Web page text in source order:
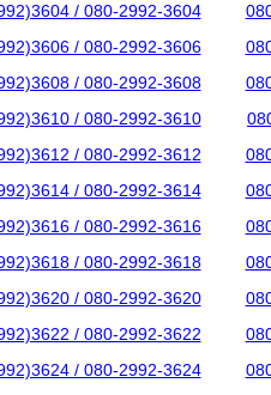
/ 080-2992-3604
/ 080-2992-3606
/ 080-2992-3608
/ 080-2992-3610
/ 080-2992-3612
/ 080-2992-3614
/ 080-2992-3616
/ 080-2992-3618
/ 080-2992-3620
/ 080-2992-3622
/ 080-2992-3624